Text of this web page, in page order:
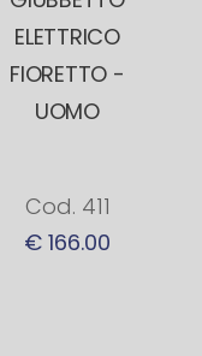
ELETTRICO
FIORETTO -
UOMO
Cod. 411
€ 166.00